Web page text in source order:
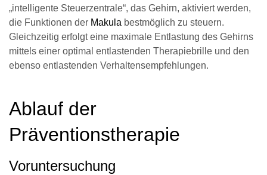
„intelligente Steuerzentrale“, das Gehirn, aktiviert werden,
die Funktionen der Makula bestmöglich zu steuern.
Gleichzeitig erfolgt eine maximale Entlastung des Gehirns
mittels einer optimal entlastenden Therapiebrille und den
ebenso entlastenden Verhaltensempfehlungen.
Ablauf der
Präventionstherapie
Voruntersuchung